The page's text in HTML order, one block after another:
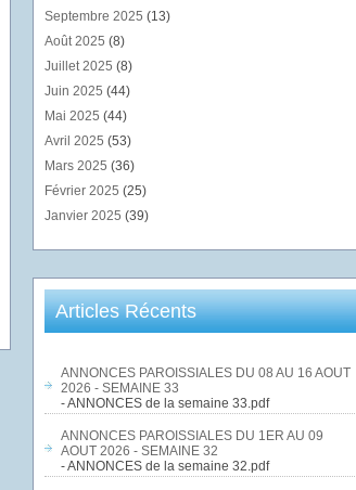
Septembre 2025 (13)
Août 2025 (8)
Juillet 2025 (8)
Juin 2025 (44)
Mai 2025 (44)
Avril 2025 (53)
Mars 2025 (36)
Février 2025 (25)
Janvier 2025 (39)
Articles Récents
ANNONCES PAROISSIALES DU 08 AU 16 AOUT
2026 - SEMAINE 33
- ANNONCES de la semaine 33.pdf
ANNONCES PAROISSIALES DU 1ER AU 09
AOUT 2026 - SEMAINE 32
- ANNONCES de la semaine 32.pdf